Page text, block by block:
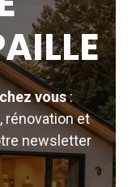
vous:
rénovation et
newsletter